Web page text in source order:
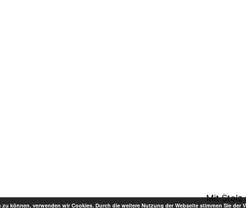
Mit
können, verwenden wir Cookies. Durch die weitere Nutzung der Webseite stimmen Sie der